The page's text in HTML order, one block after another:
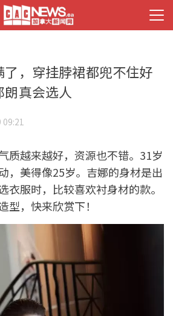
，穿挂脖裙都兜不住好
真会选人
质越来越好，资源也不错。31岁
，美得像25岁。吉娜的身材是出
衣服时，比较喜欢衬身材的款。
型，快来欣赏下！